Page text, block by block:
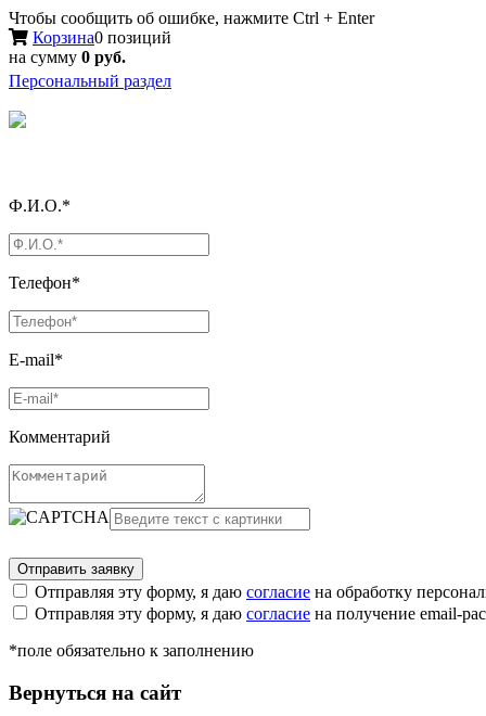
Чтобы сообщить об ошибке, нажмите Ctrl + Enter
Корзина0 позиций
на сумму 0 руб.
Персональный раздел
Ф.И.О.*
Телефон*
E-mail*
Комментарий
Отправляя эту форму, я даю согласие на обработку
Отправляя эту форму, я даю согласие на получение email-
*поле обязательно к заполнению
Вернуться на сайт